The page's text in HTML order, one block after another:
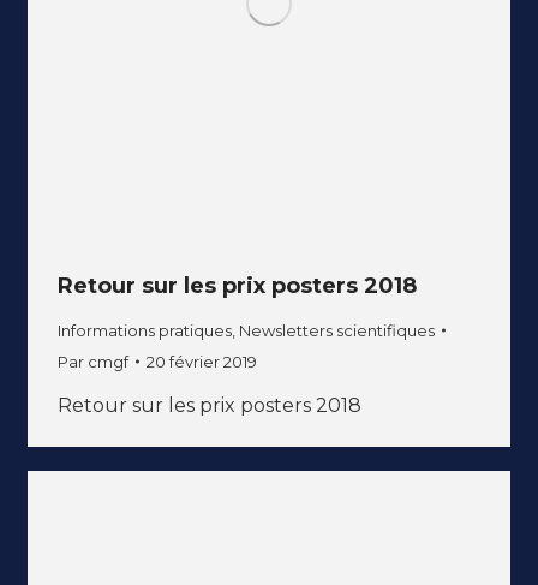
Retour sur les prix posters 2018
Informations pratiques, Newsletters scientifiques
Par cmgf 20 février 2019
Retour sur les prix posters 2018